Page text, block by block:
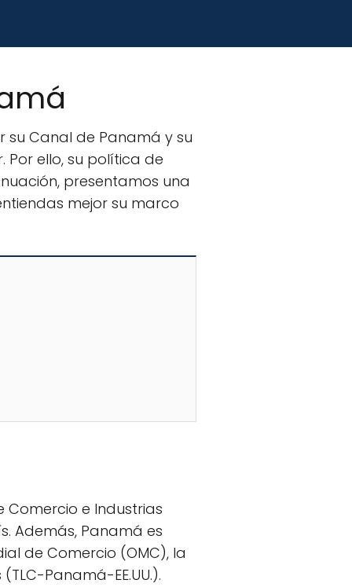
Canal de Panamá y su
Por ello, su política de
presentamos una
mejor su marco
e Industrias
Además, Panamá es
de Comercio (OMC), la
Panamá-EE.UU.).